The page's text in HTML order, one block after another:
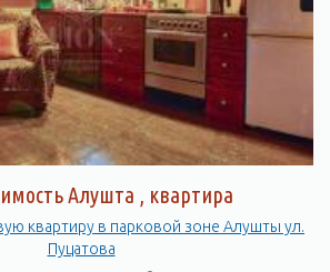
Алушта , квартира
квартиру в парковой зоне Алушты ул.
Пуцатова